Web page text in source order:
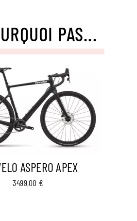
PAS...
ASPERO APEX
3499,00 €